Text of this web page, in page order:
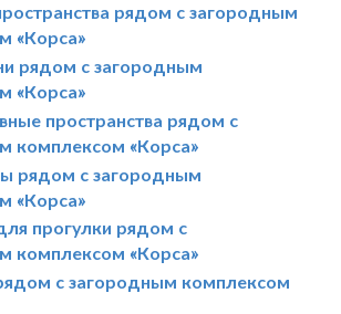
рядом с загородным
«Корса»
рядом с загородным
«Корса»
пространства рядом с
комплексом «Корса»
рядом с загородным
«Корса»
прогулки рядом с
комплексом «Корса»
с загородным комплексом